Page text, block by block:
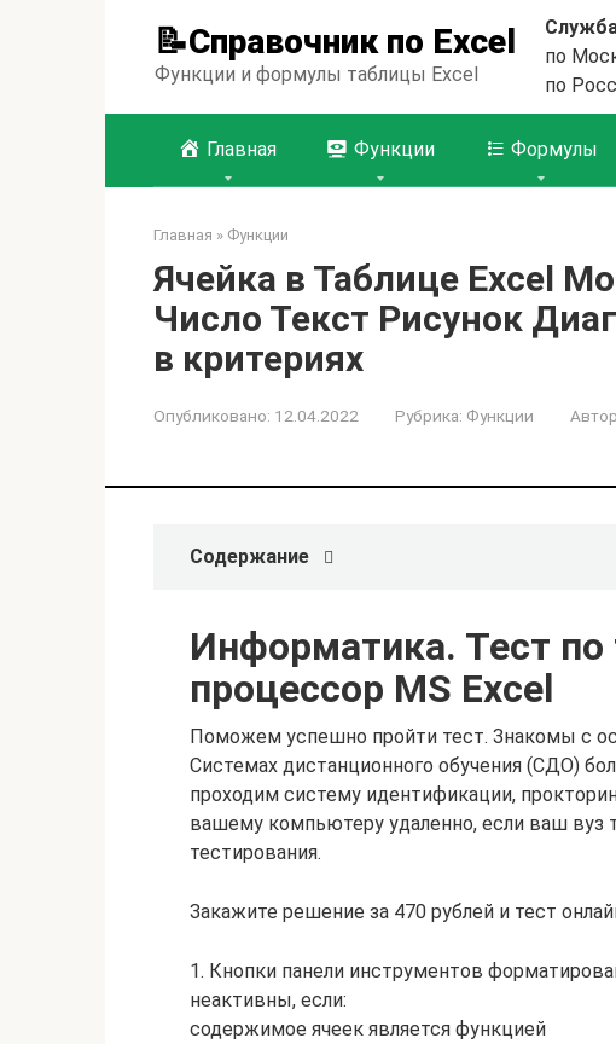
📝Справочник по Excel
Функции и формулы таблицы Excel
по
по
Главная Функции Формулы
Главная » Функции
Ячейка в Таблице Excel
Число Текст Рисунок
в критериях
Опубликовано: 12.04.2022 Рубрика: Функции
Содержание
Информатика. Тест
процессор MS Excel
Поможем успешно пройти тест. Знакомы с
Системах дистанционного обучения (СДО)
проходим систему идентификации,
вашему компьютеру удаленно, если ваш
тестирования.
Закажите решение за 470 рублей и тест
1. Кнопки панели инструментов
неактивны, если:
содержимое ячеек является функцией